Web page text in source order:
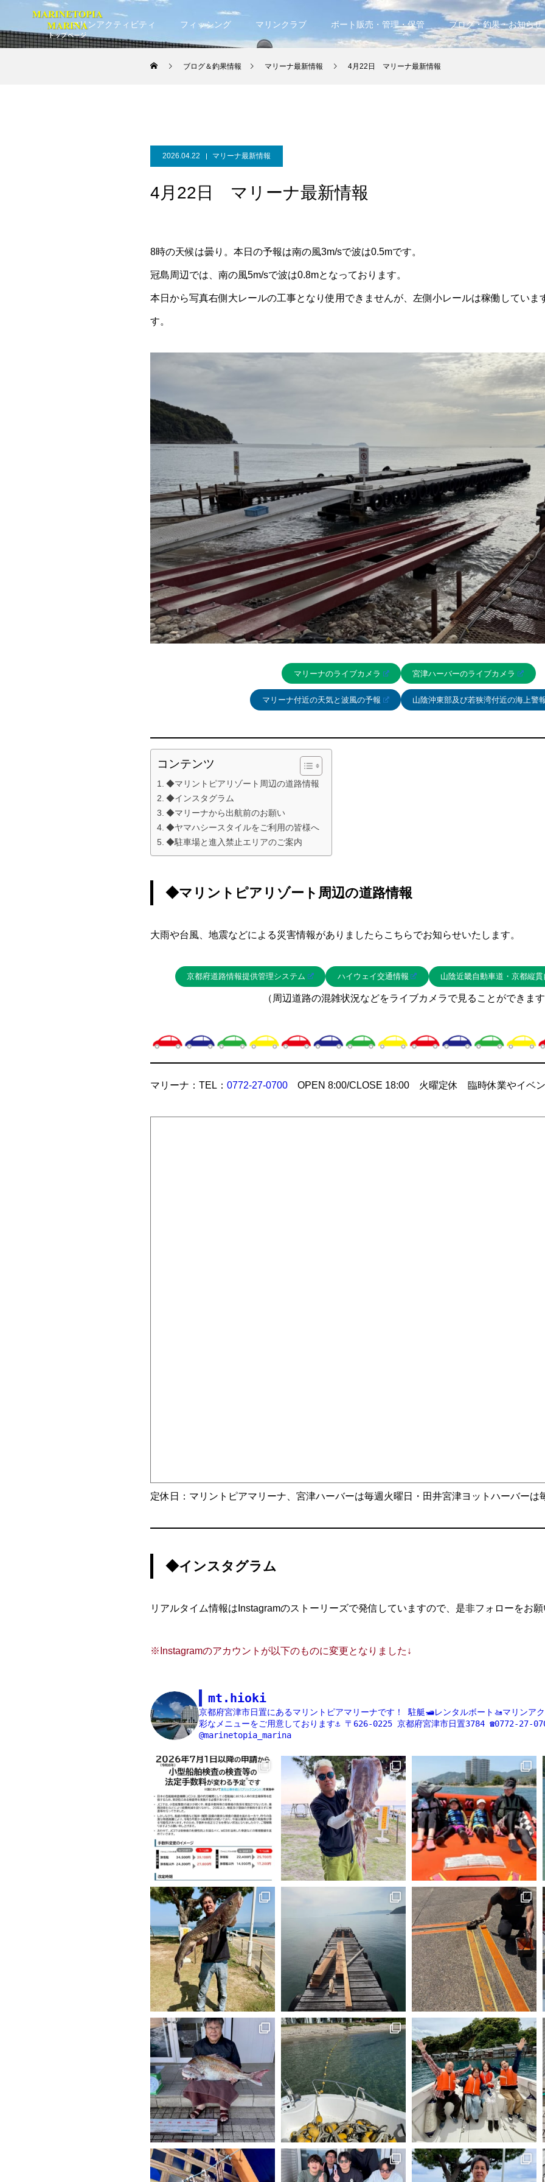
マリンアクティビティ フィッシング マリンクラブ ボート販売・管理・保管 ブログ・釣果・お知らせ
ブログ＆釣果情報 マリーナ最新情報 4月22日 マリーナ最新情報
2026.04.22 マリーナ最新情報
4月22日 マリーナ最新情報
8時の天候は曇り。本日の予報は南の風3m/sで波は0.5mです。
冠島周辺では、南の風5m/sで波は0.8mとなっております。
本日から写真右側大レールの工事となり使用できませんが、左側小レールは稼働していま
す。
マリーナのライブカメラ 宮津ハーバーのライブカメラ
マリーナ付近の天気と波風の予報 山陰沖東部及び若狭湾付近の海上警
コンテンツ
◆マリントピアリゾート周辺の道路情報
◆インスタグラム
◆マリーナから出航前のお願い
◆ヤマハシースタイルをご利用の皆様へ
◆駐車場と進入禁止エリアのご案内
◆マリントピアリゾート周辺の道路情報
大雨や台風、地震などによる災害情報がありましたらこちらでお知らせいたします。
京都府道路情報提供管理システム ハイウェイ交通情報 山陰近畿自動車道・京都縦
（周辺道路の混雑状況などをライブカメラで見ることができま
マリーナ：TEL： 0772-27-0700 OPEN 8:00/CLOSE 18:00 火曜定休 臨時休業やイベ
定休日：マリントピアマリーナ、宮津ハーバーは毎週火曜日・田井宮津ヨットハーバーは
◆インスタグラム
リアルタイム情報はInstagramのストーリーズで発信していますので、是非フォローをお
※Instagramのアカウントが以下のものに変更となりました↓
mt.hioki
京都府宮津市日置にあるマリントピアマリーナです！
駐艇🛥レンタルボート🚤マリンア
彩なメニューをご用意しております⚓️〒626-0225 京都府宮津市日置3784 ☎️0772-27-
@marinetopia_marina